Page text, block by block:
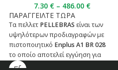
7.30 € – 486.00 €
ΠΑΡΑΓΓΕΙΛΤΕ ΤΩΡΑ
Τα πελλετ PELLEBRAS είναι των
υψηλότερων προδιαγραφών με
πιστοποιητικό Enplus A1 BR 028
το οποίο αποτελεί εγγύηση για
άριστη ποιότητα.